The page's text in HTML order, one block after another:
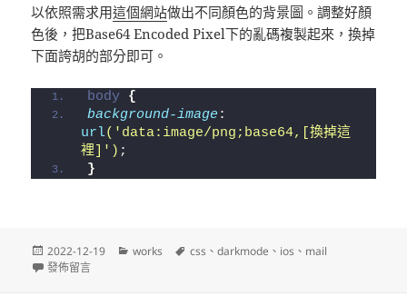
以依照需求用這個網站做出不同顏色的背景圖。調整好顏
色後，把Base64 Encoded Pixel下的亂碼複製起來，換掉
下面誇胡的部分即可。
body {
background-image
url('data:image/png;base64,[換掉這
裡]') ;
}
發
佈
2022-12-19
分
works
標
css 、darkmode 、 ios 、 mail
在〈防止iOS Dark mode破壞信件版型〉
發佈留言